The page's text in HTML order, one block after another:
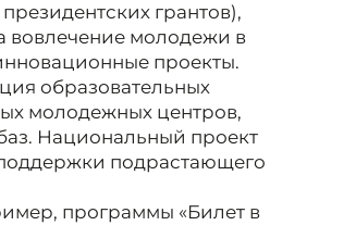
грантов),
вовлечение молодежи в
проекты.
образовательных
молодежных центров,
Национальный проект
подрастающего
программы «Билет в